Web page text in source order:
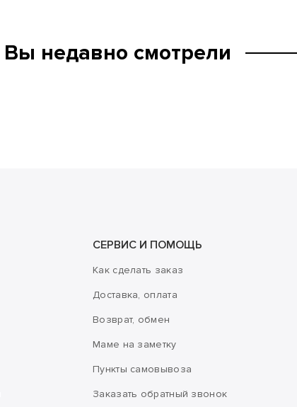
Вы недавно смотрели
СЕРВИС И ПОМОЩЬ
Как сделать заказ
Доставка, оплата
Возврат, обмен
Маме на заметку
Пункты самовывоза
Заказать обратный звонок